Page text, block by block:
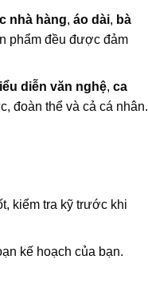
nhà hàng, áo dài, bà
phẩm đều được đảm
diễn văn nghệ, ca
đoàn thể và cả cá nhân.
kiểm tra kỹ trước khi
kế hoạch của bạn.